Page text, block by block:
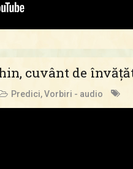
cuvânt de
Predici,Vorbiri - audio